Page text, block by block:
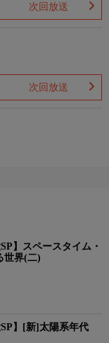
次回放送
次回放送
】スペースタイム・
世界(二)
】[新]太陽系年代